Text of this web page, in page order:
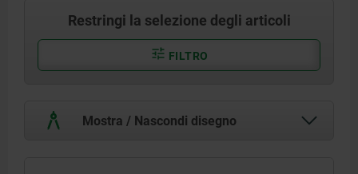
Restringi la selezione degli articoli
FILTRO
Mostra / Nascondi disegno